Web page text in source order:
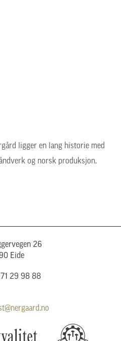
ligger en lang historie med
og norsk produksjon.
26
Eide
71 29 98 88